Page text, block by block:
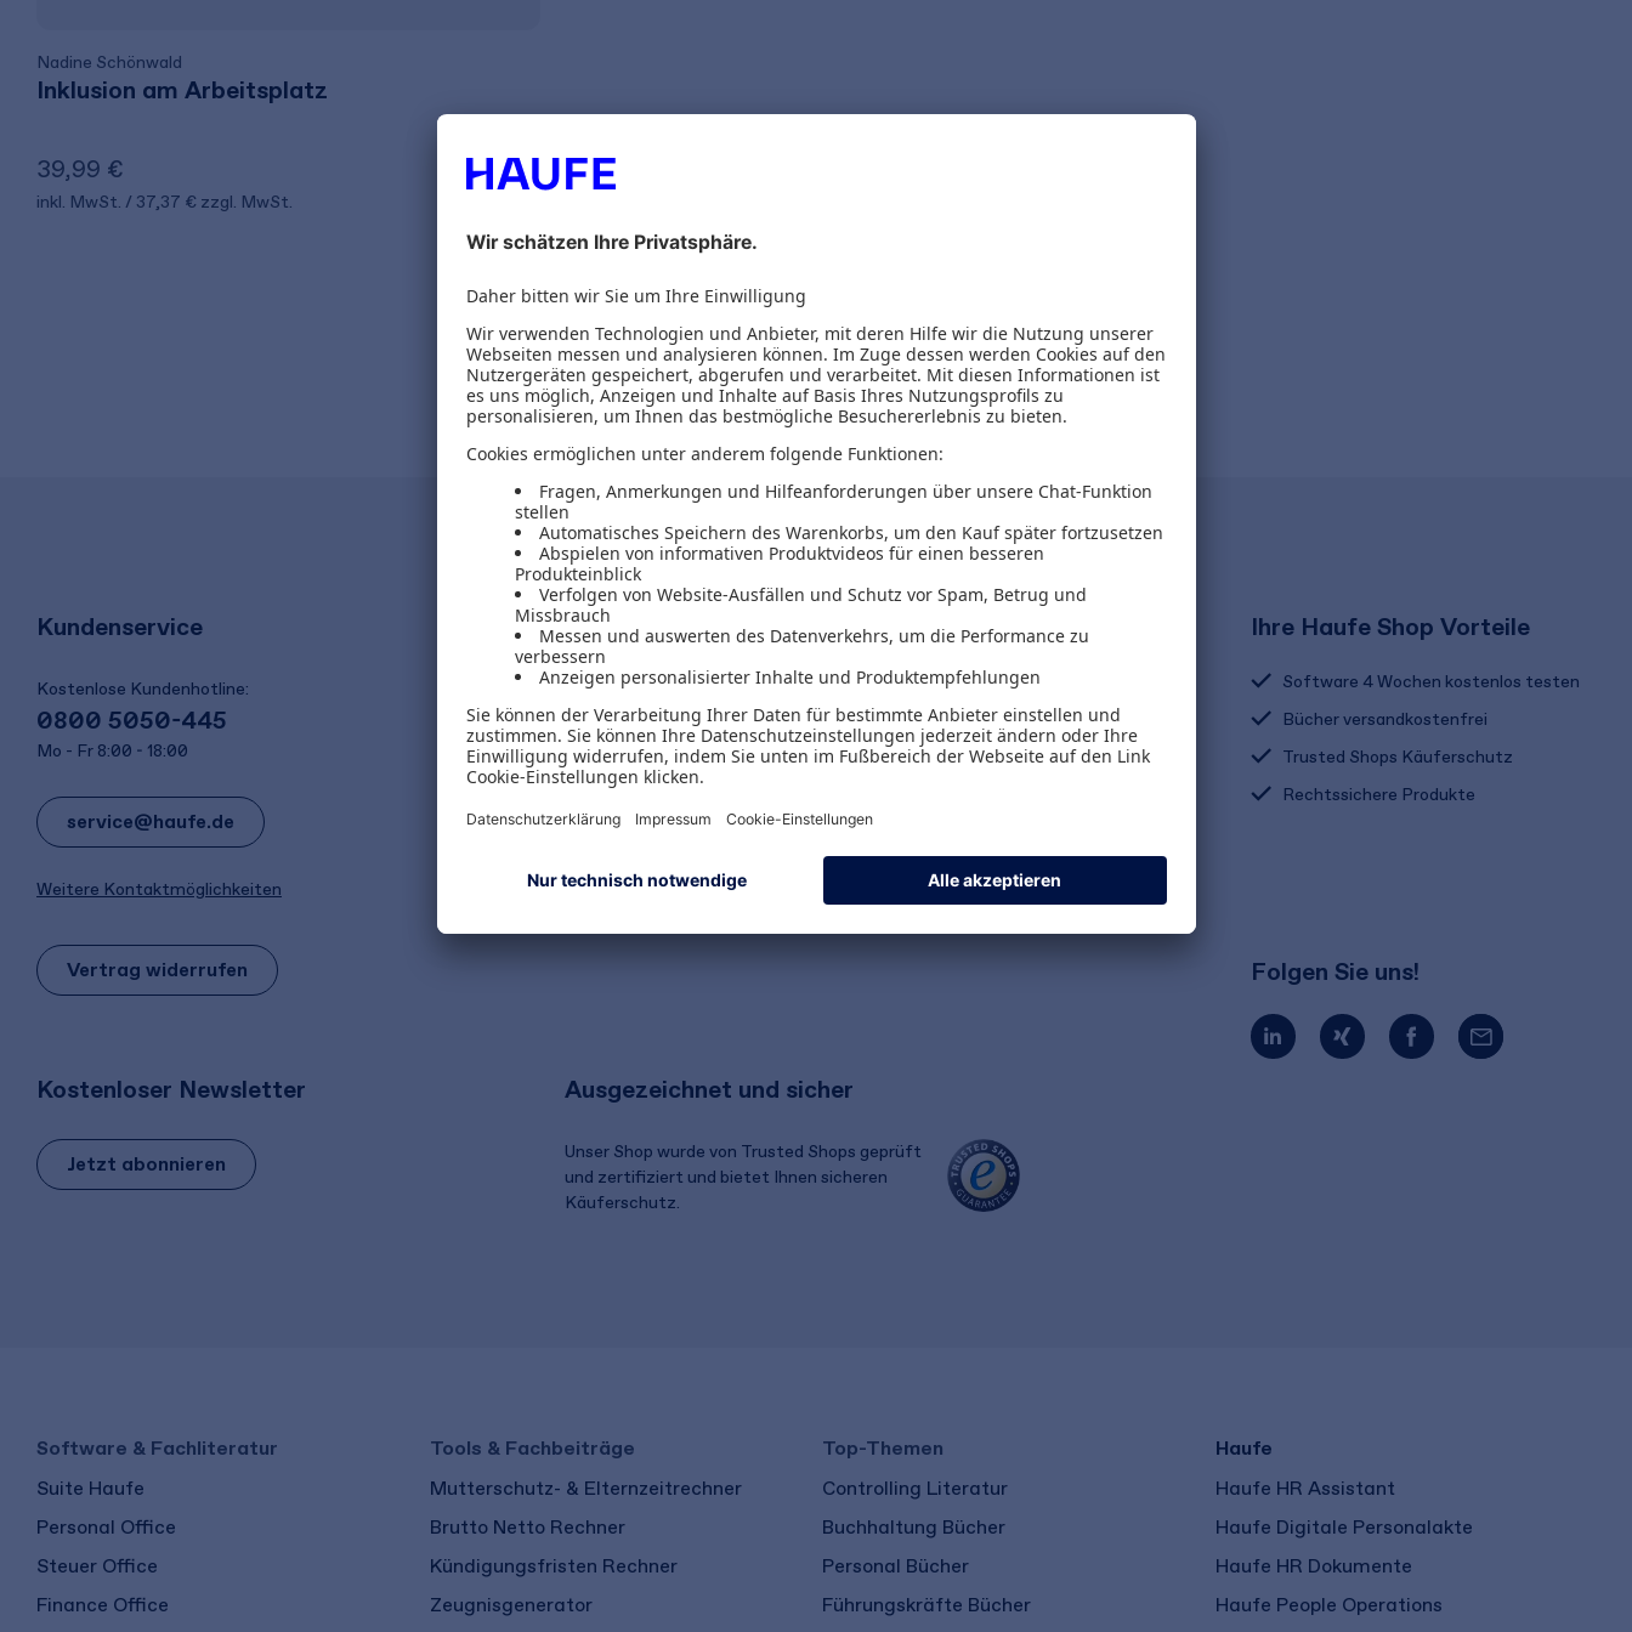
Nadine Schönwald
Inklusion am Arbeitsplatz
39,99 €
inkl. MwSt. 37,37 € zzgl. MwSt.
Kundenservice
Kostenlose Kundenhotline:
0800 5050-445
Mo - Fr 8:00 - 18:00
service@haufe.de
Weitere Kontaktmöglichkeiten
Vertrag widerrufen
Versand & Zahlungsarten
Versandpauschalen
Kostenlose Rücksendungen
Kostenloser Newsletter
Jetzt abonnieren
Ausgezeichnet und sicher
Unser Shop wurde von Trusted Shops geprüft
und zertifiziert und bietet Ihnen sicheren
Käuferschutz.
Ihre Haufe Shop Vorteile
Software 4 Wochen kostenlos testen
Bücher versandkostenfrei
Trusted Shops Käuferschutz
Rechtssichere Produkte
Folgen Sie uns!
Software & Fachliteratur
Suite Haufe
Personal Office
Steuer Office
Finance Office
Tools & Fachbeiträge
Mutterschutz- & Elternzeitrechner
Brutto Netto Rechner
Kündigungsfristen Rechner
Zeugnisgenerator
Top-Themen
Controlling Literatur
Buchhaltung Bücher
Personal Bücher
Führungskräfte Bücher
Haufe
Haufe HR Assistant
Haufe Digitale Personalakte
Haufe HR Dokumente
Haufe People Operations